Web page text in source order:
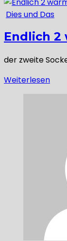
Dies und Das
Endlich 2
der zweite
Weiterlesen